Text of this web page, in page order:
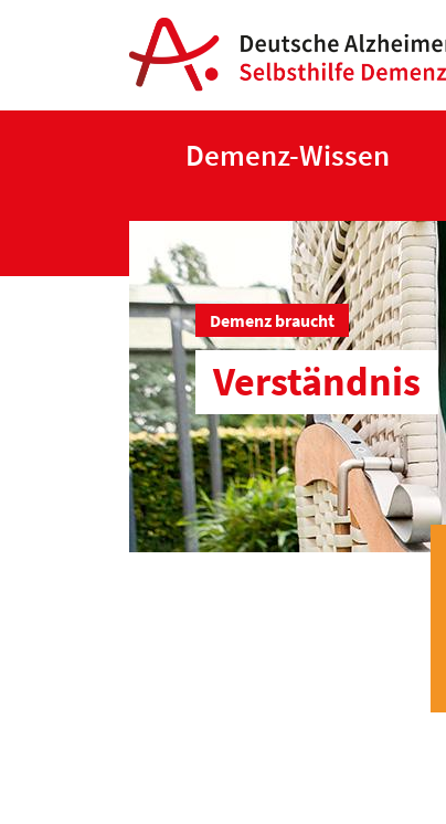
Demenz-Wissen
Demenz braucht
Verständnis